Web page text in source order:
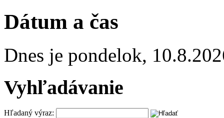
Dátum a čas
Dnes je pondelok,
Vyhľadávanie
Hľadaný výraz: